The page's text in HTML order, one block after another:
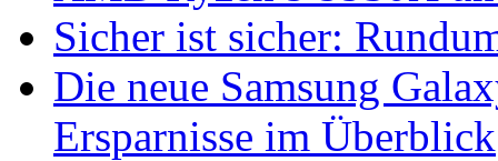
Sicher ist sicher:
Die neue Samsung
Ersparnisse im Überblick